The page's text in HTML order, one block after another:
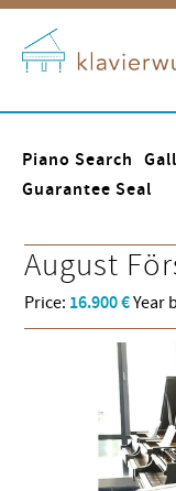
Piano Search
Guarantee Seal
August
Price: 16.900 €Year